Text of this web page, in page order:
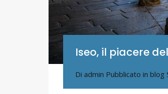
Iseo, il piacere
Di admin Pubblicato in blog